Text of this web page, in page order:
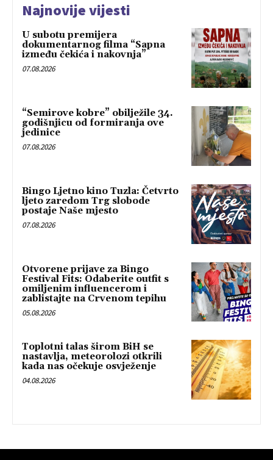
Najnovije vijesti
U subotu premijera
dokumentarnog filma “Sapna
između čekića i nakovnja”
07.08.2026
“Semirove kobre” obilježile 34.
godišnjicu od formiranja ove
jedinice
07.08.2026
Bingo Ljetno kino Tuzla: Četvrto
ljeto zaredom Trg slobode
postaje Naše mjesto
07.08.2026
Otvorene prijave za Bingo
Festival Fits: Odaberite outfit s
omiljenim influencerom i
zablistajte na Crvenom tepihu
05.08.2026
Toplotni talas širom BiH se
nastavlja, meteorolozi otkrili
kada nas očekuje osvježenje
04.08.2026